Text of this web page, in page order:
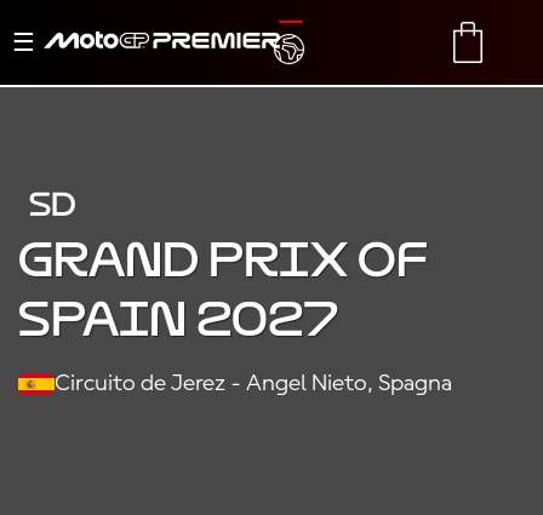
Menu
navigazione
TRANSLATE
SD
Grand Prix of
Spain 2027
Circuito de Jerez - Angel Nieto, Spagna